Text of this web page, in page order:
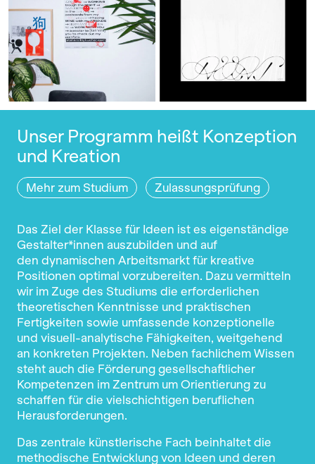
Unser Programm heißt Konzeption
und Kreation
Mehr zum Studium Zulassungsprüfung
Das Ziel der Klasse für Ideen ist es eigenständige
Gestalter*innen auszubilden und auf
den dynamischen Arbeitsmarkt für kreative
Positionen optimal vorzubereiten. Dazu vermitteln
wir im Zuge des Studiums die erforderlichen
theoretischen Kenntnisse und praktischen
Fertigkeiten sowie umfassende konzeptionelle
und visuell-analytische Fähigkeiten, weitgehend
an konkreten Projekten. Neben fachlichem Wissen
steht auch die Förderung gesellschaftlicher
Kompetenzen im Zentrum um Orientierung zu
schaffen für die vielschichtigen beruflichen
Herausforderungen.
Das zentrale künstlerische Fach beinhaltet die
methodische Entwicklung von Ideen und deren